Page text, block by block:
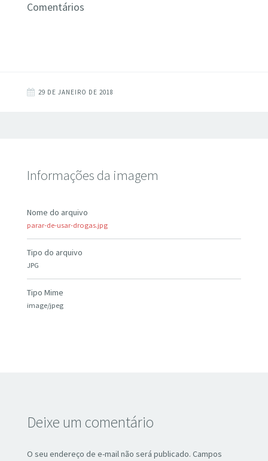
Comentários
29 DE JANEIRO DE 2018
Informações da imagem
Nome do arquivo
parar-de-usar-drogas.jpg
Tipo do arquivo
JPG
Tipo Mime
image/jpeg
Deixe um comentário
O seu endereço de e-mail não será publicado. Campos